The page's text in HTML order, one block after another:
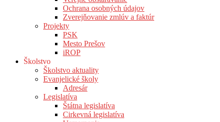
Ochrana osobných údajov
Zverejňovanie zmlúv a faktúr
Projekty
PSK
Mesto Prešov
iROP
Školstvo
Školstvo aktuality
Evanjelické školy
Adresár
Legislatíva
Štátna legislatíva
Cirkevná legislatíva